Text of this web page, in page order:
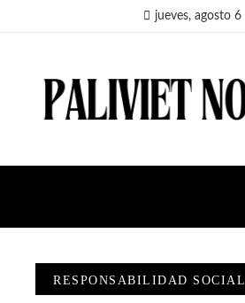
jueves, agosto 6
RESPONSABILIDAD SOCIAL